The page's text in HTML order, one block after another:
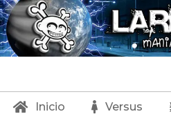
Inicio Versus